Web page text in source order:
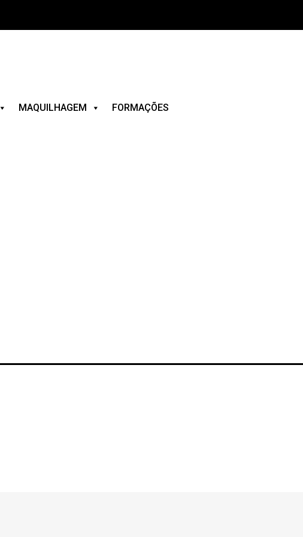
MAQUILHAGEM FORMAÇÕES